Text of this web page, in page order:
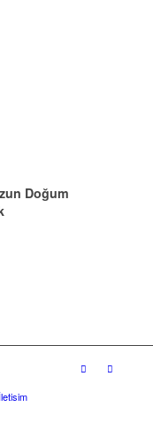
Doğum
İletişim